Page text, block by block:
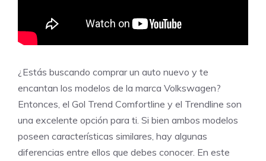
¿Estás buscando comprar un auto nuevo y te
encantan los modelos de la marca Volkswagen?
Entonces, el Gol Trend Comfortline y el Trendline son
una excelente opción para ti. Si bien ambos modelos
poseen características similares, hay algunas
diferencias entre ellos que debes conocer. En este